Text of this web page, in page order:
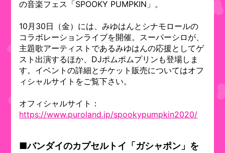
の音楽フェス「SPOOKY PUMPKIN」。
10月30日（金）には、みゆはんとシナモロールの
コラボレーションライブを開催。スーパーシロが、
主題歌アーティストであるみゆはんの応援としてゲ
スト出演するほか、DJポムポムプリンも登場しま
す。イベントの詳細とチケット販売についてはオフ
ィシャルサイトをご覧下さい。
オフィシャルサイト：
https://www.puroland.jp/spookypumpkin2020/
■バンダイのカプセルトイ「ガシャポン」を